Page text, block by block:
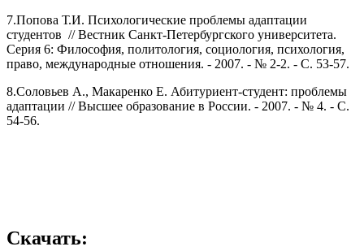
7.Попова Т.И. Психологические проблемы адаптации
студентов // Вестник Санкт-Петербургского университета.
Серия 6: Философия, политология, социология, психология,
право, международные отношения. - 2007. - № 2-2. - С. 53-57.
8.Соловьев A., Макаренко Е. Абитуриент-студент: проблемы
адаптации // Высшее образование в России. - 2007. - № 4. - С.
54-56.
Скачать: